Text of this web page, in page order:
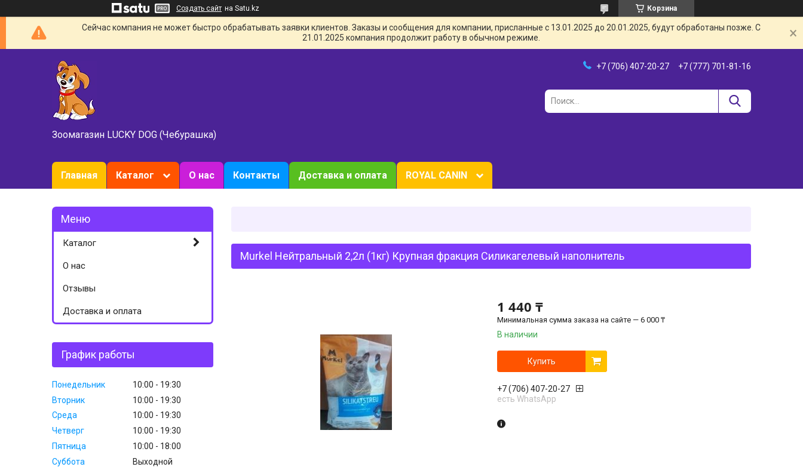
Создать сайт на Satu.kz Корзина
Сейчас компания не может быстро обрабатывать заявки клиентов. Заказы и сообщения для компании, присланные с 13.01.2025 до 20.01.2025, будут обработаны позже. С
21.01.2025 компания продолжит работу в обычном режиме.
Зоомагазин LUCKY DOG (Чебурашка)
+7 (706) 407-20-27 +7 (777) 701-81-16
Главная Каталог О нас Контакты Доставка и оплата ROYAL CANIN
Murkel Нейтральный 2,2л (1кг) Крупная фракция Силикагелевый наполнитель
1 440 ₸
Минимальная сумма заказа на сайте — 6 000 ₸
В наличии
Купить
+7 (706) 407-20-27
есть WhatsApp
Каталог
О нас
Отзывы
Доставка и оплата
График работы
Понедельник 10:00
19:30
Вторник
10:00
19:30
Среда
10:00
19:30
Четверг
10:00
19:30
Пятница
10:00
18:00
Суббота
Выходной